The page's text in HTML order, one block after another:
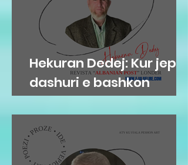
Hekuran Dedej: Kur jep
dashuri e bashkon
njerëzit